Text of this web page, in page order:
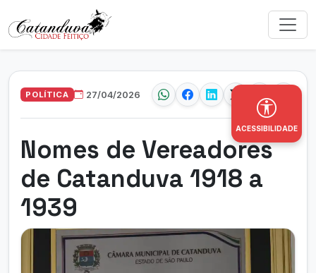
POLÍTICA 27/04/2026
Nomes de Vereadores
de Catanduva 1918 a
1939
ACESSIBILIDADE